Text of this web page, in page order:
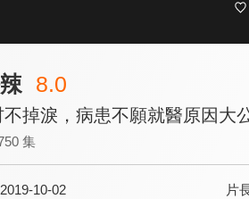
8.0
掉淚，病患不願就醫原因大
集
2019-10-02 片